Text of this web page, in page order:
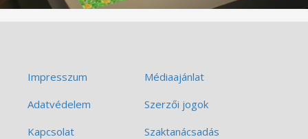
Impresszum
Médiaajánlat
Adatvédelem
Szerzői jogok
Kapcsolat
Szaktanácsadás